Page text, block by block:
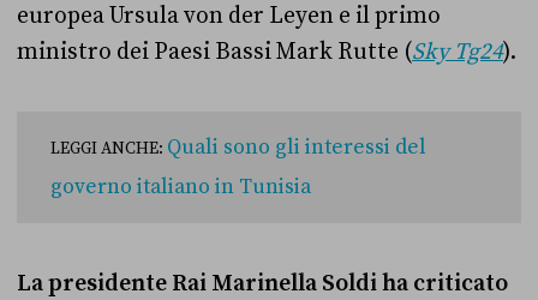
europea Ursula von der Leyen e il primo
ministro dei Paesi Bassi Mark Rutte (Sky Tg24).
LEGGI ANCHE: Quali sono gli interessi del
governo italiano in Tunisia
La presidente Rai Marinella Soldi ha criticato